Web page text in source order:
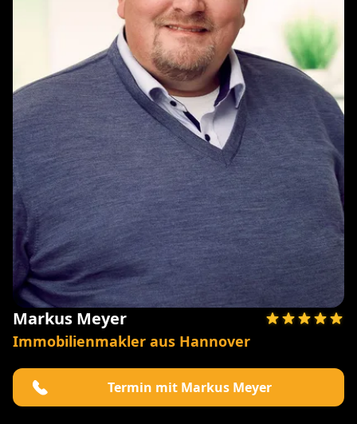
Markus Meyer
Immobilienmakler aus Hannover
Termin mit Markus Meyer